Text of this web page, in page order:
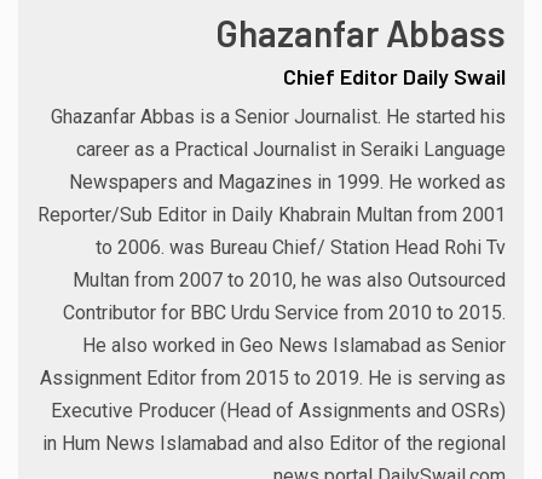
Ghazanfar Abbass
Chief Editor Daily Swail
Ghazanfar Abbas is a Senior Journalist. He started his
career as a Practical Journalist in Seraiki Language
Newspapers and Magazines in 1999. He worked as
Reporter/Sub Editor in Daily Khabrain Multan from 2001
to 2006. was Bureau Chief/ Station Head Rohi Tv
Multan from 2007 to 2010, he was also Outsourced
Contributor for BBC Urdu Service from 2010 to 2015.
He also worked in Geo News Islamabad as Senior
Assignment Editor from 2015 to 2019. He is serving as
Executive Producer (Head of Assignments and OSRs)
in Hum News Islamabad and also Editor of the regional